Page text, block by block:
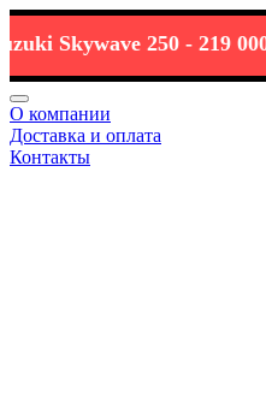
Skywave 250 -219 000 р 💰
О компании
Доставка и оплата
Контакты